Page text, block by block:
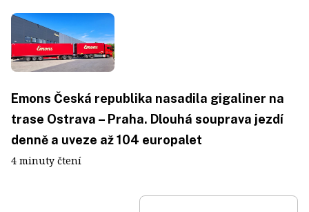
Emons Česká republika nasadila gigaliner na
trase Ostrava – Praha. Dlouhá souprava jezdí
denně a uveze až 104 europalet
4 minuty čtení